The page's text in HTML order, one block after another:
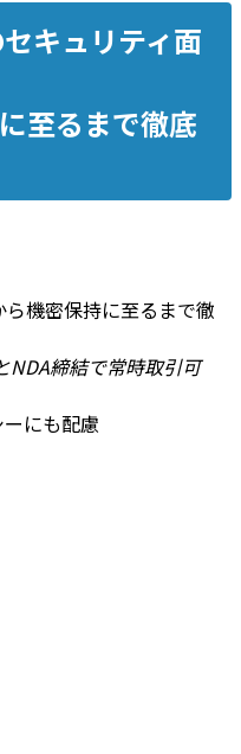
キュリティ面
至るまで徹底
機密保持に至るまで徹
NDA締結で常時取引可
にも配慮